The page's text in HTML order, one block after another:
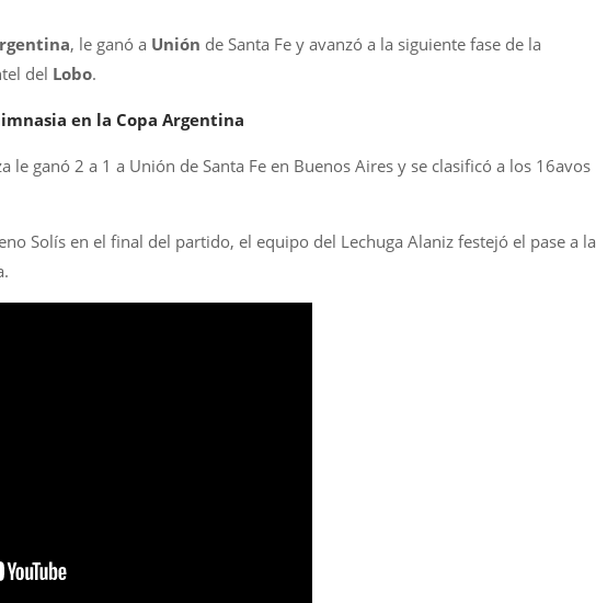
, le ganó a Unión de Santa Fe y avanzó a la siguiente fase de la
del Lobo.
en la Copa Argentina
le ganó 2 a 1 a Unión de Santa Fe en Buenos Aires y se clasificó a los 16avos
Solís en el final del partido, el equipo del Lechuga Alaniz festejó el pase a la